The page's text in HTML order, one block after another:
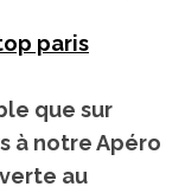
que sur
à notre Apéro
au